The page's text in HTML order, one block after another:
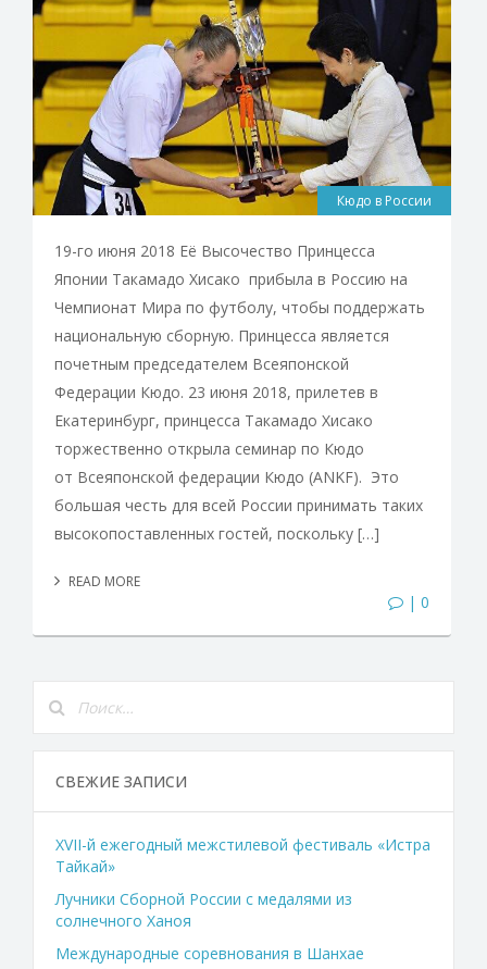
Кюдо в России
19-го июня 2018 Её Высочество Принцесса
Японии Такамадо Хисако прибыла в Россию на
Чемпионат Мира по футболу, чтобы поддержать
национальную сборную. Принцесса является
почетным председателем Всеяпонской
Федерации Кюдо. 23 июня 2018, прилетев в
Екатеринбург, принцесса Такамадо Хисако
торжественно открыла семинар по Кюдо
от Всеяпонской федерации Кюдо (ANKF). Это
большая честь для всей России принимать таких
высокопоставленных гостей, поскольку […]
READ MORE
| 0
СВЕЖИЕ ЗАПИСИ
XVII-й ежегодный межстилевой фестиваль «Истра
Тайкай»
Лучники Сборной России с медалями из
солнечного Ханоя
Международные соревнования в Шанхае